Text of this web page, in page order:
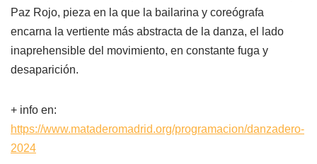
Paz Rojo, pieza en la que la bailarina y coreógrafa
encarna la vertiente más abstracta de la danza, el lado
inaprehensible del movimiento, en constante fuga y
desaparición.
+ info en:
https://www.mataderomadrid.org/programacion/danzadero-
2024